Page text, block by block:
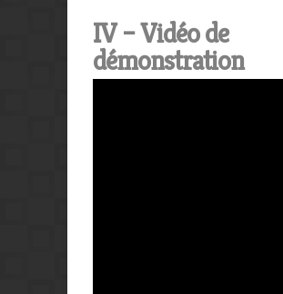
IV – Vidéo de
démonstration